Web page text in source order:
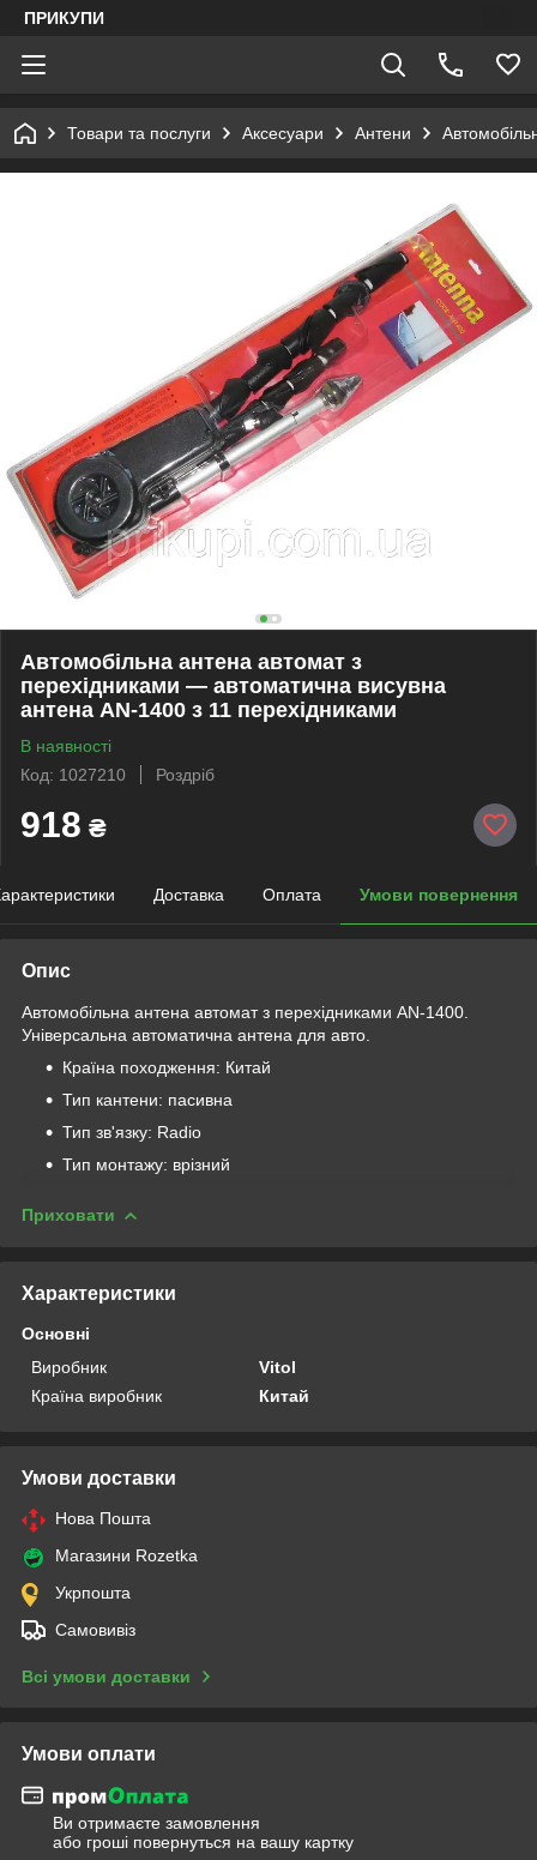
ПРИКУПИ
Товари та послуги Аксесуари Антени
Автомобільна антена автомат з
перехідниками — автоматична висувна
антена AN-1400 з 11 перехідниками
В наявності
Код: 1027210
Роздріб
918 ₴
Доставка Оплата Умови повернення
Опис
Автомобільна антена автомат з перехідниками AN-1400.
Універсальна автоматична антена для авто.
Країна походження: Китай
Тип кантени: пасивна
Тип зв'язку: Radio
Тип монтажу: врізний
Приховати
Характеристики
Основні
Виробник
Vitol
Країна виробник
Китай
Умови доставки
Нова Пошта
Магазини Rozetka
Укрпошта
Самовивіз
Всі умови доставки
Умови оплати
Ви отримаєте замовлення
або гроші повернуться на вашу картку